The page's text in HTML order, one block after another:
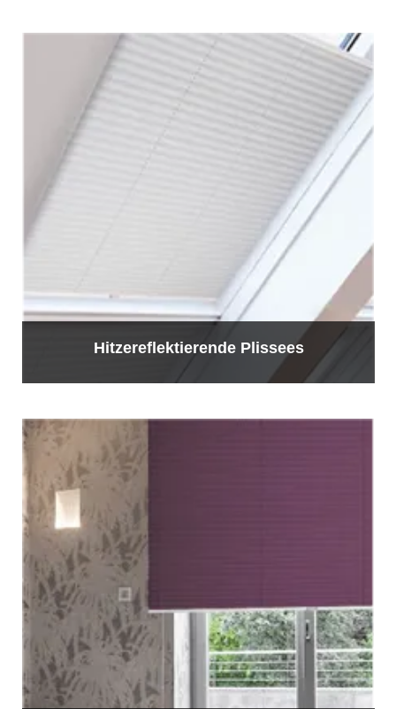
Hitzereflektierende Plissees